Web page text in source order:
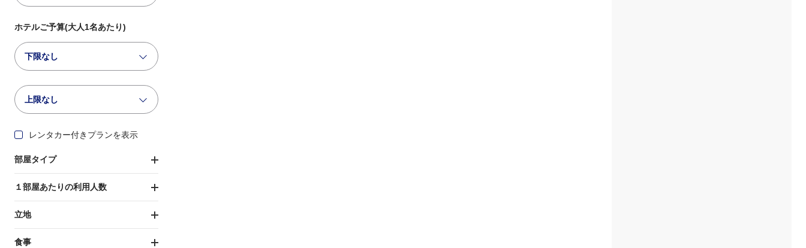
ホテルご予算(大人1名あたり)
下限なし
上限なし
レンタカー付きプランを表示
部屋タイプ
１部屋あたりの利用人数
立地
食事